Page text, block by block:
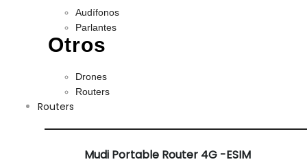
Audífonos
Parlantes
Otros
Drones
Routers
Routers
Mudi Portable Router 4G -ESIM